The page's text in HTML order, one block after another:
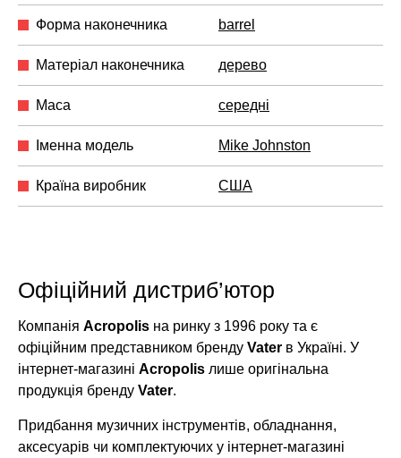
Форма наконечника barrel
Матеріал наконечника дерево
Маса середні
Іменна модель Mike Johnston
Країна виробник США
Офіційний дистриб’ютор
Компанія Acropolis на ринку з 1996 року та є
офіційним представником бренду Vater в Україні. У
інтернет-магазині Acropolis лише оригінальна
продукція бренду Vater.
Придбання музичних інструментів, обладнання,
аксесуарів чи комплектуючих у інтернет-магазині